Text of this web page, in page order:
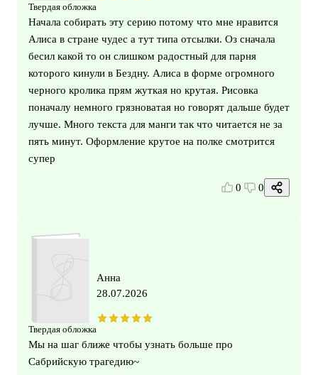
Твердая обложка
Начала собирать эту серию потому что мне нравится
Алиса в стране чудес а тут типа отсылки. Оз сначала
бесил какой то он слишком радостный для парня
которого кинули в Бездну. Алиса в форме огромного
черного кролика прям жуткая но крутая. Рисовка
поначалу немного грязноватая но говорят дальше будет
лучше. Много текста для манги так что читается не за
пять минут. Оформление крутое на полке смотрится
супер
0 0
Твердая обложка
Анна
28.07.2026
Мы на шаг ближе чтобы узнать больше про
Сабрийскую трагедию~